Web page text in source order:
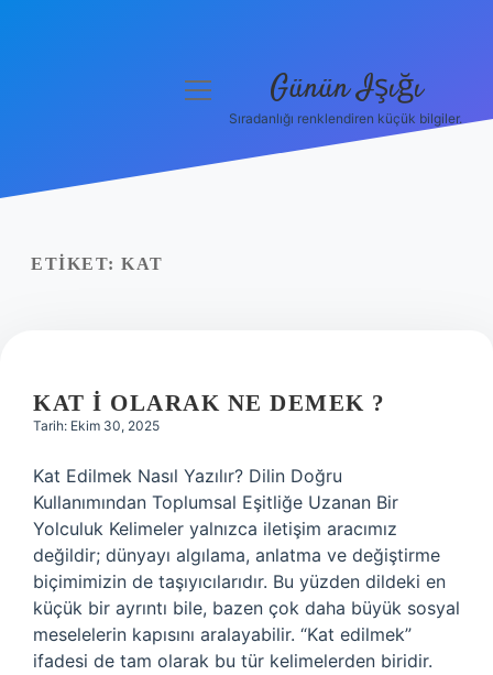
Yasal Uyarı
menüyü
Günün Işığı
Sıradanlığı renklendiren küçük bilgiler.
ETIKET: KAT
KAT I OLARAK NE DEMEK ?
Tarih: Ekim 30, 2025
Kat Edilmek Nasıl Yazılır? Dilin Doğru
Kullanımından Toplumsal Eşitliğe Uzanan Bir
Yolculuk Kelimeler yalnızca iletişim aracımız
değildir; dünyayı algılama, anlatma ve değiştirme
biçimimizin de taşıyıcılarıdır. Bu yüzden dildeki en
küçük bir ayrıntı bile, bazen çok daha büyük sosyal
meselelerin kapısını aralayabilir. “Kat edilmek”
ifadesi de tam olarak bu tür kelimelerden biridir.